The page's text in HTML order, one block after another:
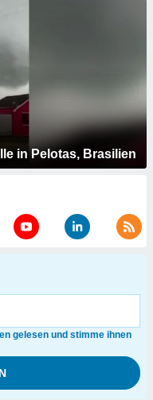
in Pelotas, Brasilien
gelesen und stimme ihnen